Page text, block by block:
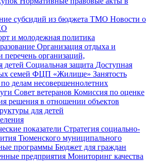
субсидий из бюджета ТМО Новости о
и молодежная политика
Организация отдыха и
перечень организаций,
детей Социальная защита Доступная
семей ФЦП «Жилище» Занятость
делам несовершеннолетних
Совет ветеранов Комиссия по оценке
решения в отношении объектов
для детей
показатели Стратегия социально-
Тюменского муниципального
программы Бюджет для граждан
предприятия Мониторинг качества